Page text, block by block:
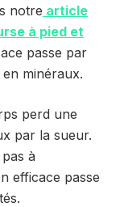
notre article
à pied et
passe par
minéraux.
perd une
par la sueur.
à
efficace passe